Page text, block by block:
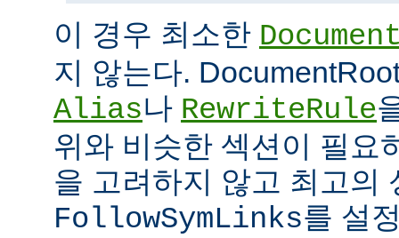
이 경우 최소한
지 않는다.
Alias나 RewriteRule
위와 비슷한 섹션이 필요
을 고려하지 않고 최고의
FollowSymLinks를 설